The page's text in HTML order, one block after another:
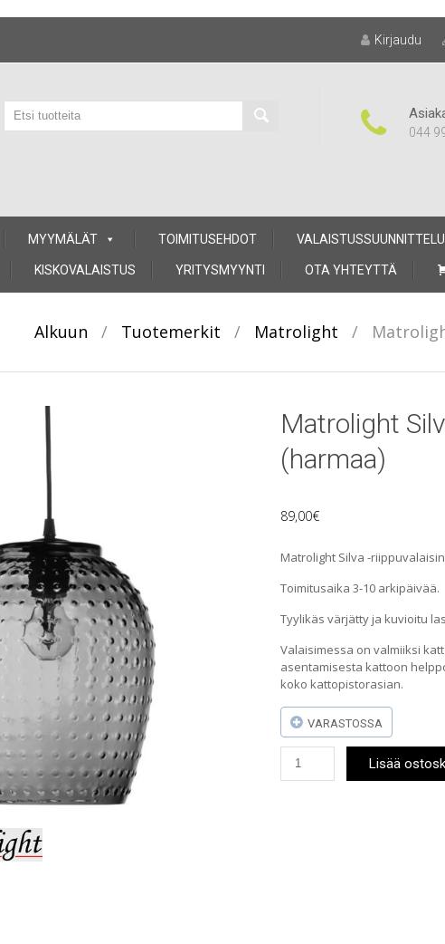
Kirjaudu
044
MYYMÄLÄT TOIMITUSEHDOT VALAISTUSSUUNNITTELU
KISKOVALAISTUS YRITYSMYYNTI OTA YHTEYTTÄ
Alkuun / Tuotemerkit / Matrolight /
Matrolight
(harmaa)
89,00€
Matrolight Silva -riippuvalaisin
Toimitusaika 3-10 arkipäivää.
Tyylikäs värjätty ja kuvioitu
Valaisimessa on valmiiksi
asentamisesta kattoon
koko kattopistorasian.
VARASTOSSA
Silva
Lisää